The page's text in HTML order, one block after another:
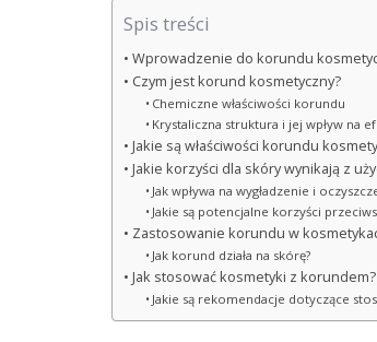
Spis treści
Wprowadzenie do korundu
Czym jest korund kosmetyczny?
Chemiczne właściwości korundu
Krystaliczna struktura i jej wpływ na
Jakie są właściwości korundu
Jakie korzyści dla skóry wynikają z
Jak wpływa na wygładzenie i
Jakie są potencjalne korzyści
Zastosowanie korundu w
Jak korund działa na skórę?
Jak stosować kosmetyki z korundem?
Jakie są rekomendacje dotyczące